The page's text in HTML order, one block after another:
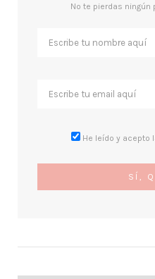
No te pierdas ningún
He leído y acepto